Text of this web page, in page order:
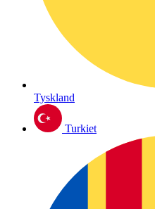
Tyskland
Turkiet